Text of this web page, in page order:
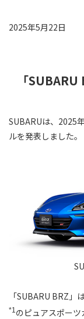
2025年5月22日
「
SUBARUは、2025
ルを発表しました。
「SUBARU BRZ
*1 のピュアスポーツ